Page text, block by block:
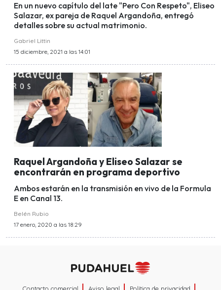
En un nuevo capítulo del late "Pero Con Respeto", Eliseo
Salazar, ex pareja de Raquel Argandoña, entregó
detalles sobre su actual matrimonio.
Gabriel Littin
15 diciembre, 2021 a las 14:01
Raquel Argandoña y Eliseo Salazar se
encontrarán en programa deportivo
Ambos estarán en la transmisión en vivo de la Formula
E en Canal 13.
Belén Rubio
17 enero, 2020 a las 18:29